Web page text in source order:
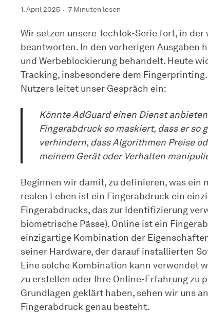
1. April 2025 7 Minuten lesen
Wir setzen unsere TechTok-Serie fort, in
beantworten. In den vorherigen Ausgaben
und Werbeblockierung behandelt. Heute
Tracking, insbesondere dem
Nutzers leitet unser Gespräch ein:
Könnte AdGuard einen Dienst
Fingerabdruck so maskiert, dass er so
verhindern, dass Algorithmen Preise
meinem Gerät oder Verhalten
Beginnen wir damit, zu definieren, was ein
realen Leben ist ein Fingerabdruck ein
Fingerabdrucks, das zur Identifizierung
biometrische Pässe). Online ist ein
einzigartige Kombination der
seiner Hardware, der darauf installierten
Eine solche Kombination kann verwendet
zu erstellen oder Ihre Online-Erfahrung zu
Grundlagen geklärt haben, sehen wir uns
Fingerabdruck genau besteht.